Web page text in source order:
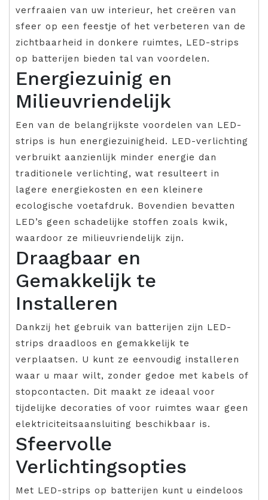
verfraaien van uw interieur, het creëren van
sfeer op een feestje of het verbeteren van de
zichtbaarheid in donkere ruimtes, LED-strips
op batterijen bieden tal van voordelen.
Energiezuinig en
Milieuvriendelijk
Een van de belangrijkste voordelen van LED-
strips is hun energiezuinigheid. LED-verlichting
verbruikt aanzienlijk minder energie dan
traditionele verlichting, wat resulteert in
lagere energiekosten en een kleinere
ecologische voetafdruk. Bovendien bevatten
LED’s geen schadelijke stoffen zoals kwik,
waardoor ze milieuvriendelijk zijn.
Draagbaar en
Gemakkelijk te
Installeren
Dankzij het gebruik van batterijen zijn LED-
strips draadloos en gemakkelijk te
verplaatsen. U kunt ze eenvoudig installeren
waar u maar wilt, zonder gedoe met kabels of
stopcontacten. Dit maakt ze ideaal voor
tijdelijke decoraties of voor ruimtes waar geen
elektriciteitsaansluiting beschikbaar is.
Sfeervolle
Verlichtingsopties
Met LED-strips op batterijen kunt u eindeloos